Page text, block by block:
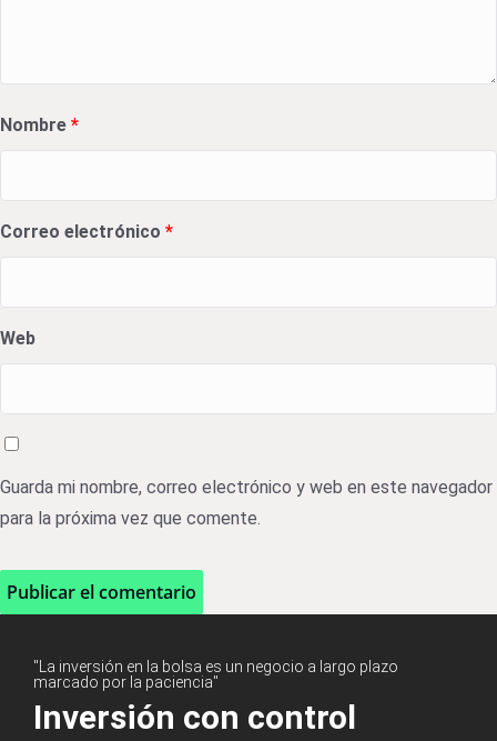
Nombre *
Correo electrónico *
Web
Guarda mi nombre, correo electrónico y web en este navegador
para la próxima vez que comente.
"La inversión en la bolsa es un negocio a largo plazo
marcado por la paciencia"
Inversión con control